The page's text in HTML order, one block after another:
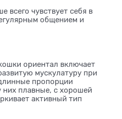
всего чувствует себя в
общением и
ориентал включает
мускулатуру при
пропорции
них плавные, с хорошей
активный тип